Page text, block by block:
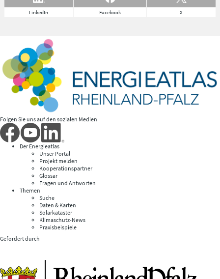
LinkedIn Facebook X
Folgen Sie uns auf den sozialen Medien
Der Energieatlas
Unser Portal
Projekt melden
Kooperationspartner
Glossar
Fragen und Antworten
Themen
Suche
Daten & Karten
Solarkataster
Klimaschutz-News
Praxisbeispiele
Gefördert durch